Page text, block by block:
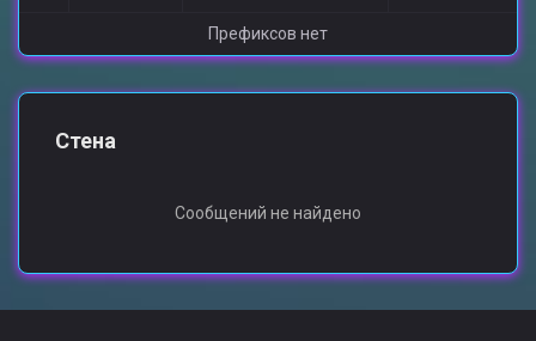
Префиксов нет
Стена
Сообщений не найдено